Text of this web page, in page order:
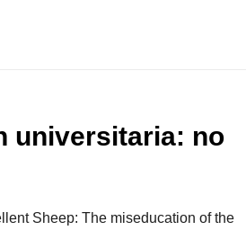
universitaria: no
Sheep: The miseducation of the